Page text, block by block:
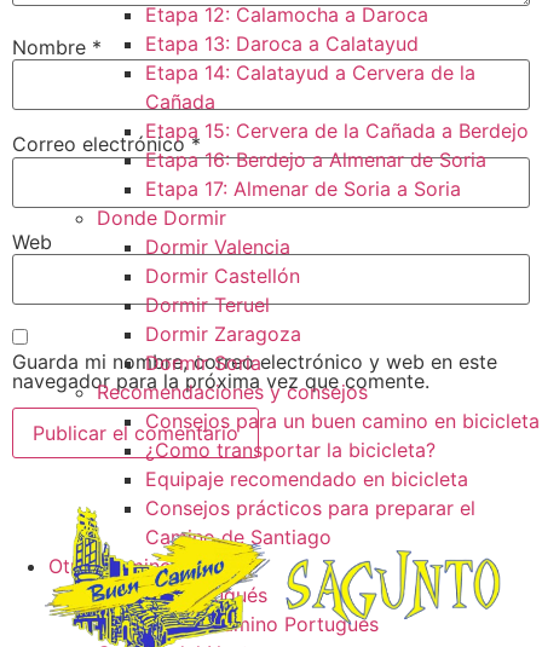
Etapa 12: Calamocha a Daroca ​
Etapa 13: Daroca a Calatayud
Etapa 14: Calatayud a Cervera de la
Cañada​
Etapa 15: Cervera de la Cañada a Berdejo
Etapa 16: Berdejo a Almenar de Soria
Etapa 17: Almenar de Soria a Soria ​
Donde Dormir
Dormir Valencia
Dormir Castellón
Dormir Teruel
Dormir Zaragoza
Dormir Soria
Recomendaciones y consejos
Consejos para un buen camino en bicicleta
¿Como transportar la bicicleta?
Equipaje recomendado en bicicleta
Consejos prácticos para preparar el
Camino de Santiago
Otros caminos
Camino Portugués
Tracks camino Portugués
Nombre *
Correo electrónico*
Web
Guarda mi nombre, correo electrónico y web en este
navegador para la próxima vez que comente.